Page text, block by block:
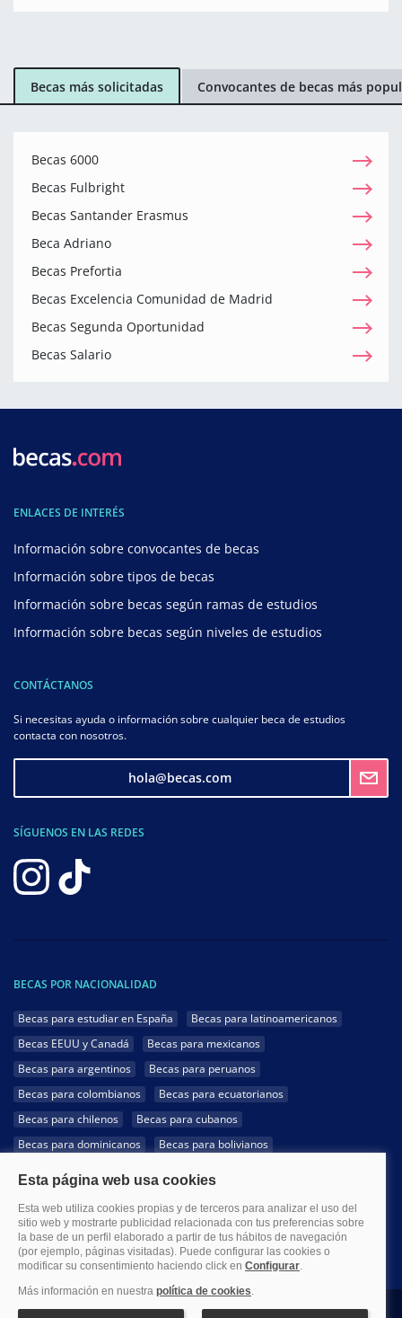
Becas más solicitadas Convocantes de becas más
Becas 6000
Becas Fulbright
Becas Santander Erasmus
Beca Adriano
Becas Prefortia
Becas Excelencia Comunidad de Madrid
Becas Segunda Oportunidad
Becas Salario
ENLACES DE INTERÉS
Información sobre convocantes de becas
Información sobre tipos de becas
Información sobre becas según ramas de estudios
Información sobre becas según niveles de estudios
CONTÁCTANOS
Si necesitas ayuda o información sobre cualquier beca de estudios
contacta con nosotros.
hola@becas.com
SÍGUENOS EN LAS REDES
BECAS POR NACIONALIDAD
Becas para estudiar en España
Becas para latinoamericanos
Becas EEUU y Canadá
Becas para mexicanos
Becas para argentinos
Becas para peruanos
Becas para colombianos
Becas para ecuatorianos
Becas para chilenos
Becas para cubanos
Becas para dominicanos
Becas para bolivianos
Becas para hondureños
Becas para paraguayos
Becas para uruguayos
Becas para salvadoreños
1999-2026 Becas.com @Todos los derechos reservados